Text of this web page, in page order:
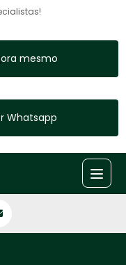
mesmo
Whatsapp